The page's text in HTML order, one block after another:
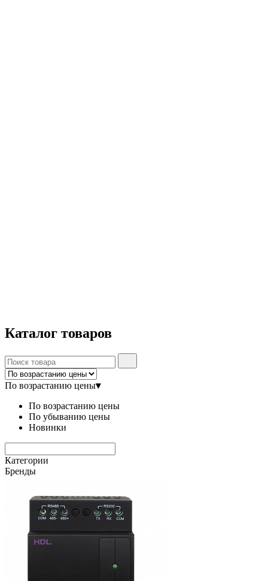
Каталог товаров
По возрастанию цены▾
По возрастанию цены
По убыванию цены
Новинки
Категории
Бренды